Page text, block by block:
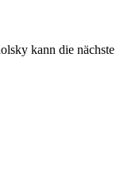
kann die nächste